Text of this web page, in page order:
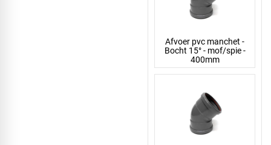
Afvoer pvc manchet -
Bocht 15° - mof/spie -
400mm